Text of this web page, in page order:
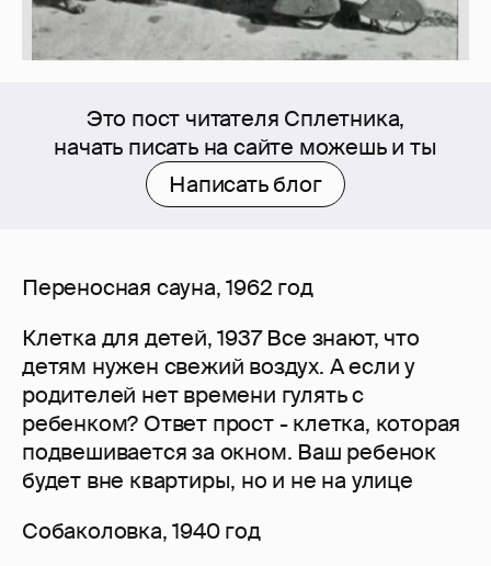
Это пост читателя Сплетника,
начать писать на сайте можешь и ты
Написать блог
Переносная сауна, 1962 год
Клетка для детей, 1937 Все знают, что
детям нужен свежий воздух. А если у
родителей нет времени гулять с
ребенком? Ответ прост - клетка, которая
подвешивается за окном. Ваш ребенок
будет вне квартиры, но и не на улице
Собаколовка, 1940 год